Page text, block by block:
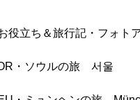
役立ち＆旅行記・フォト
・ソウルの旅 서울